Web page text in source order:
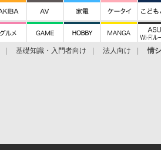
基礎知識・入門者向け 法人向け 情